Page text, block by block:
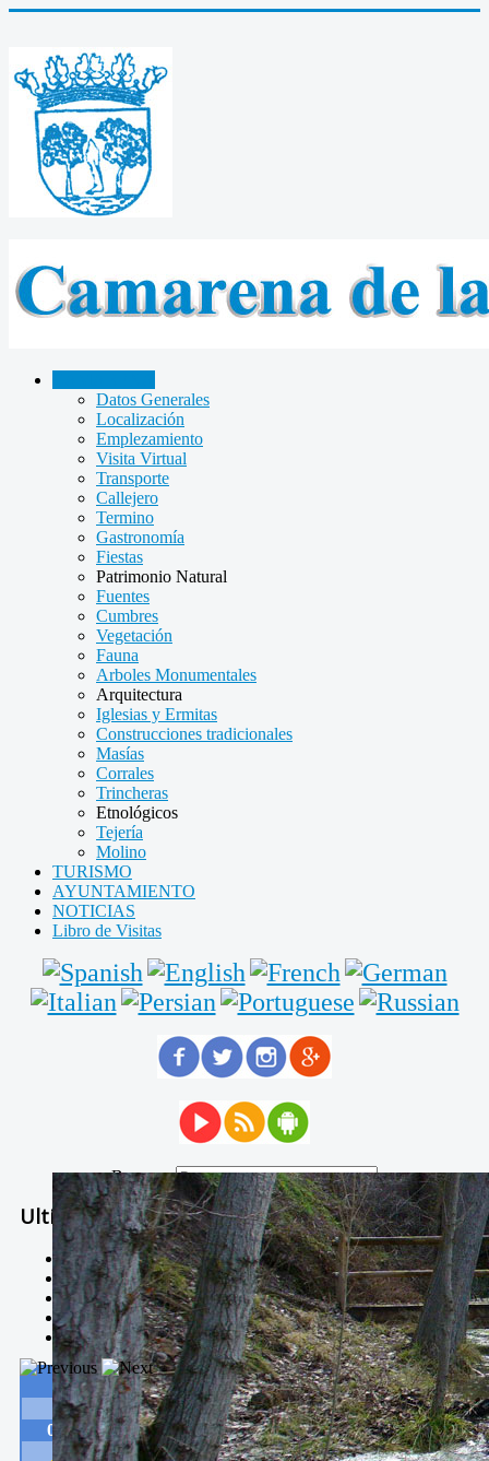
Datos Generales
Localización
Emplezamiento
Visita Virtual
Transporte
Callejero
Termino
Gastronomía
Fiestas
Patrimonio Natural
Fuentes
Cumbres
Vegetación
Fauna
Arboles Monumentales
Arquitectura
Iglesias y Ermitas
Construcciones tradicionales
Masías
Corrales
Trincheras
Etnológicos
Tejería
Molino
TURISMO
AYUNTAMIENTO
NOTICIAS
Libro de Visitas
Buscar...
Ultimas Noticias
Solidaria carrera - 7 TÉRMINOS XTREM
Temporal de Febrero
Nevada Enero 2018
La estación de esquí de Javalambre abrirán este sábado
Larga vida a las escuelas